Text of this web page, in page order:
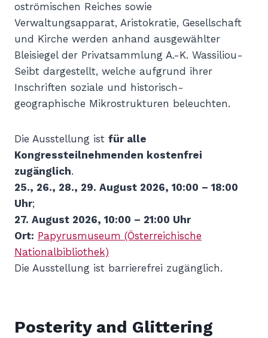
oströmischen Reiches sowie
Verwaltungsapparat, Aristokratie, Gesellschaft
und Kirche werden anhand ausgewählter
Bleisiegel der Privatsammlung A.-K. Wassiliou-
Seibt dargestellt, welche aufgrund ihrer
Inschriften soziale und historisch-
geographische Mikrostrukturen beleuchten.
Die Ausstellung ist für alle
Kongressteilnehmenden kostenfrei
zugänglich.
25., 26., 28., 29. August 2026, 10:00 – 18:00
Uhr;
27. August 2026, 10:00 – 21:00 Uhr
Ort: Papyrusmuseum (Österreichische
Nationalbibliothek)
Die Ausstellung ist barrierefrei zugänglich.
Posterity and Glittering